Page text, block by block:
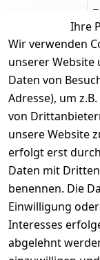
-
-
Ihre
Wir verwenden
unserer Website
Daten von
Adresse), um
von
unsere Website
erfolgt erst
Daten mit
benennen. Die
Einwilligung
Interesses
abgelehnt